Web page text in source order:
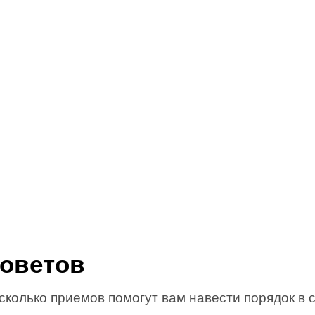
приемов помогут вам навести порядок в